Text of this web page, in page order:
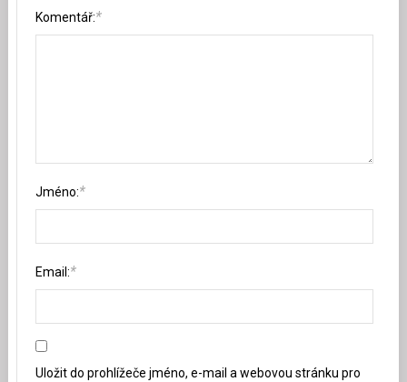
Komentář:*
Jméno:*
Email:*
Uložit do prohlížeče jméno, e-mail a webovou stránku pro